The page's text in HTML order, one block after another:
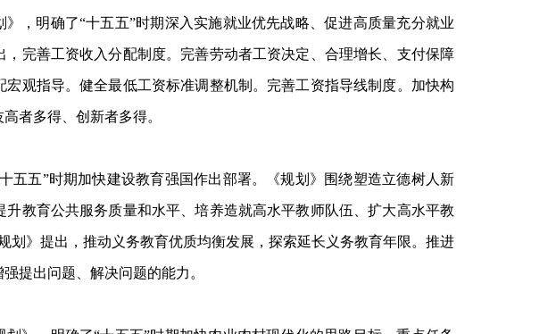
，明确了“十五五”时期深入实施就业优先战略、促进高质量充分就业
完善工资收入分配制度。完善劳动者工资决定、合理增长、支付保障
观指导。健全最低工资标准调整机制。完善工资指导线制度。加快构
者多得、创新者多得。
五五”时期加快建设教育强国作出部署。《规划》围绕塑造立德树人新
教育公共服务质量和水平、培养造就高水平教师队伍、扩大高水平教
划》提出，推动义务教育优质均衡发展，探索延长义务教育年限。推进
提出问题、解决问题的能力。